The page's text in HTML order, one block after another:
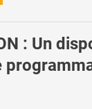
: Un